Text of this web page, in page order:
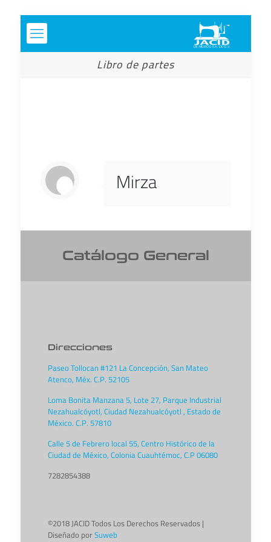
Libro de partes
Mirza
Catálogo General
Direcciones
Paseo Tollocan #121 La Concepción, San Mateo
Atenco, Méx. C.P. 52105
Loma Bonita Manzana 5, Lote 27, Parque Industrial
Nezahualcóyotl, Ciudad Nezahualcóyotl , Estado de
México. C.P. 57810
Calle 5 de Febrero local 55, Centro Histórico de la
Ciudad de México, Colonia Cuauhtémoc, C.P 06080
7282854388
©2018 JACID Todos Los Derechos Reservados |
Diseñado porSuweb